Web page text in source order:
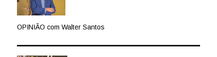
OPINIÃO com Walter Santos